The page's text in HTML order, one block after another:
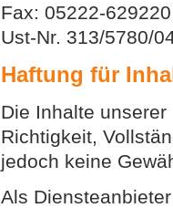
Fax: 05222-629220
Ust-Nr. 313/5780/
Haftung für
Die Inhalte
Richtigkeit,
jedoch keine
Als